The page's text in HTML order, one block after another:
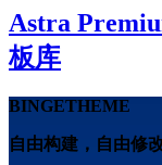
Astra
板库
BINGETHEME
自由构建，自由修